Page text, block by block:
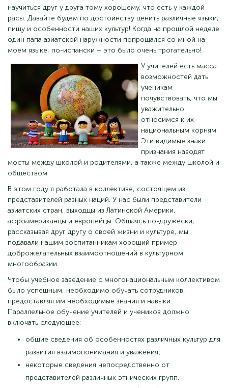
научиться друг у друга тому хорошему, что есть у каждой
расы. Давайте будем по достоинству ценить различные языки,
пищу и особенности наших культур! Когда на прошлой неделе
один папа азиатской наружности попрощался со мной на
моем языке, по-испански – это было очень трогательно!
У учителей есть масса
возможностей дать
ученикам
почувствовать, что мы
уважительно
относимся к их
национальным корням.
Эти видимые знаки
признания наводят
мосты между школой и родителями, а также между школой и
обществом.
В этом году я работала в коллективе, состоящем из
представителей разных наций. У нас были представители
азиатских стран, выходцы из Латинской Америки,
афроамериканцы и европейцы. Общаясь по-дружески,
рассказывая друг другу о своей жизни и культуре, мы
подавали нашим воспитанникам хороший пример
доброжелательных взаимоотношений в культурном
многообразии.
Чтобы учебное заведение с многонациональным коллективом
было успешным, необходимо обучать сотрудников,
предоставляя им необходимые знания и навыки.
Параллельное обучение учителей и учеников должно
включать следующее:
общие сведения об особенностях различных культур для
развития взаимопонимания и уважения;
некоторые сведения непосредственно от
представителей различных этнических групп,